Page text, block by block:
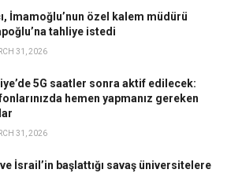
İmamoğlu’nun özel kalem müdürü
tahliye istedi
31, 2026
5G saatler sonra aktif edilecek:
hemen yapmanız gereken
31, 2026
İsrail’in başlattığı savaş üniversitelere